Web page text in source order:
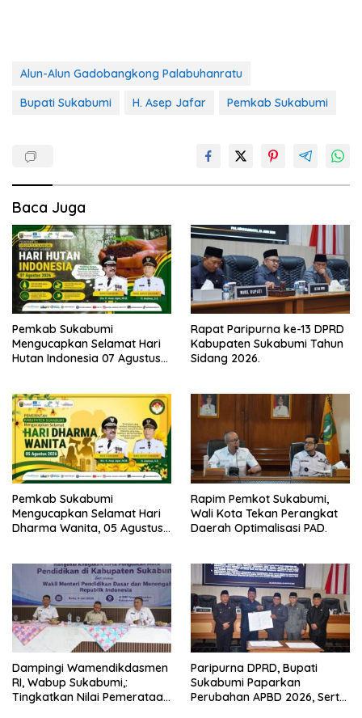
Alun-Alun Gadobangkong Palabuhanratu
Bupati Sukabumi
H. Asep Jafar Pemkab Sukabumi
Baca Juga
Pemkab Sukabumi
Mengucapkan Selamat Hari
Hutan Indonesia 07 Agustus
Rapat Paripurna ke-13 DPRD
Kabupaten Sukabumi Tahun
Sidang 2026.
Pemkab Sukabumi
Mengucapkan Selamat Hari
Dharma Wanita, 05 Agustus
Rapim Pemkot Sukabumi,
Wali Kota Tekan Perangkat
Daerah Optimalisasi PAD.
Dampingi Wamendikdasmen
RI, Wabup Sukabumi,:
Tingkatkan Nilai Pemerataan
Paripurna DPRD, Bupati
Sukabumi Paparkan
Perubahan APBD 2026, Serta